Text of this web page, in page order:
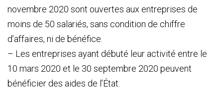
novembre 2020 sont ouvertes aux entreprises de
moins de 50 salariés, sans condition de chiffre
d’affaires, ni de bénéfice.
– Les entreprises ayant débuté leur activité entre le
10 mars 2020 et le 30 septembre 2020 peuvent
bénéficier des aides de l’État.